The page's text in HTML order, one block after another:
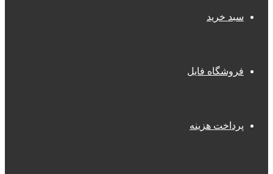
سبد خرید
فروشگاه فایل
پرداخت هزینه